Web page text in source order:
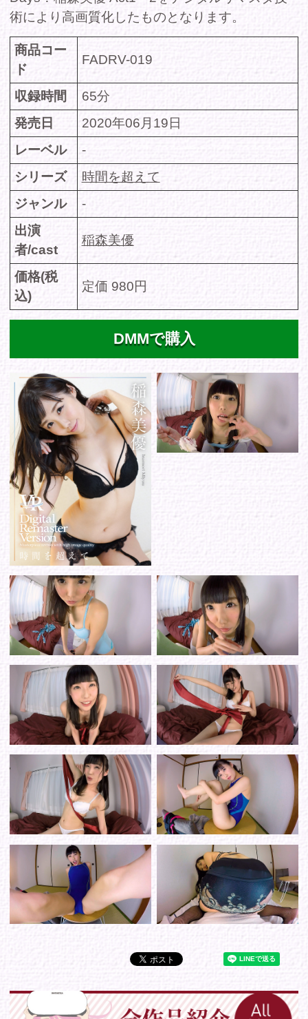
出演
稲森美優
価格(税
込)
定価 980円
DMMで購入
シリーズから選ぶ